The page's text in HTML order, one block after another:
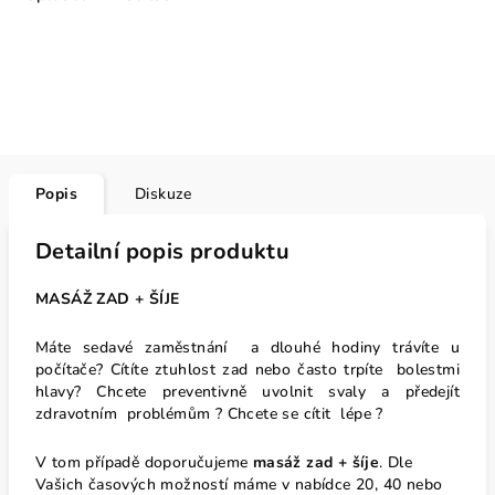
Popis Diskuze
Detailní popis produktu
MASÁŽ ZAD + ŠÍJE
Máte sedavé zaměstnání a dlouhé hodiny trávíte u
počítače? Cítíte ztuhlost zad nebo často trpíte bolestmi
hlavy? Chcete preventivně uvolnit svaly a předejít
zdravotním problémům ? Chcete se cítit lépe ?
V tom případě doporučujeme masáž zad + šíje. Dle
Vašich časových možností máme v nabídce 20, 40 nebo